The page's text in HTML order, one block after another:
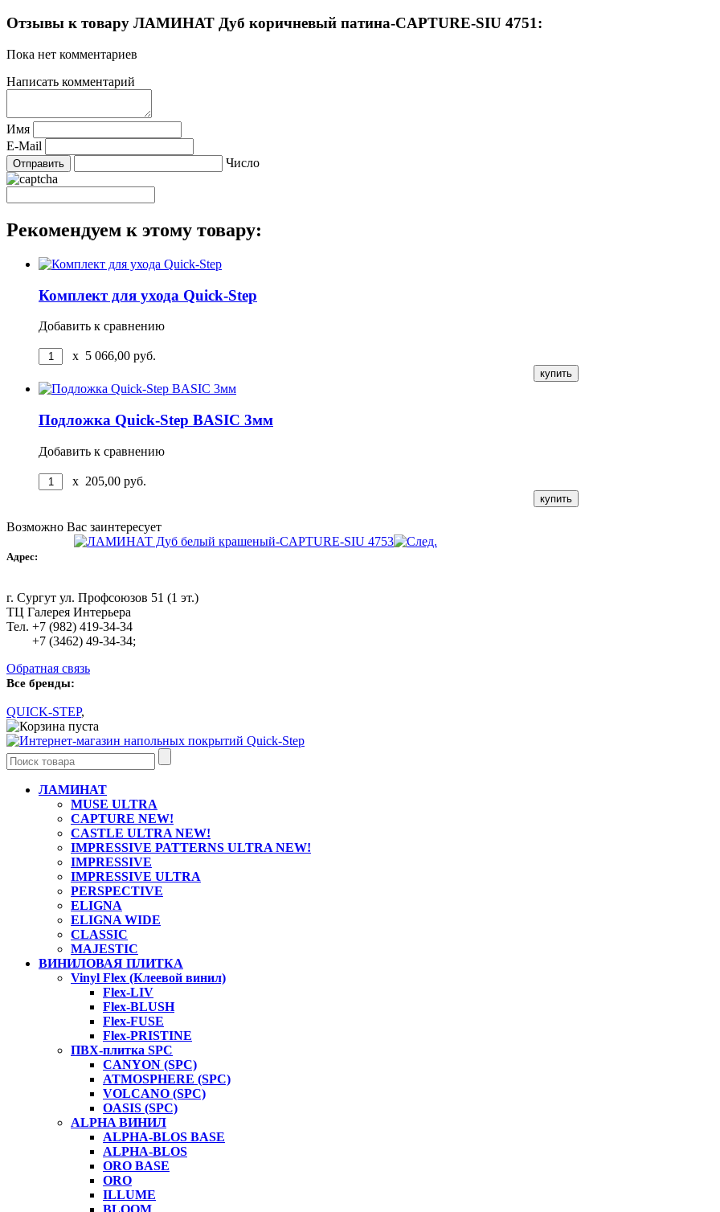
Отзывы к товару ЛАМИНАТ Дуб коричневый патина-CAPTURE-SIU 4751:
Пока нет комментариев
Написать комментарий
Имя
E-Mail
Число
Рекомендуем к этому товару:
Комплект для ухода Quick-Step
Добавить к сравнению
x 5 066,00 руб.
Подложка Quick-Step BASIC 3мм
Добавить к сравнению
x 205,00 руб.
Возможно Вас заинтересует
Адрес:
г. Сургут ул. Профсоюзов 51 (1 эт.)
ТЦ Галерея Интерьера
Тел. +7 (982) 419-34-34
+7 (3462) 49-34-34;
Обратная связь
Все бренды:
QUICK-STEP,
ЛАМИНАТ
MUSE ULTRA
CAPTURE NEW!
CASTLE ULTRA NEW!
IMPRESSIVE PATTERNS ULTRA NEW!
IMPRESSIVE
IMPRESSIVE ULTRA
PERSPECTIVE
ELIGNA
ELIGNA WIDE
CLASSIC
MAJESTIC
ВИНИЛОВАЯ ПЛИТКА
Vinyl Flex (Клеевой винил)
Flex-LIV
Flex-BLUSH
Flex-FUSE
Flex-PRISTINE
ПВХ-плитка SPC
CANYON (SPC)
ATMOSPHERE (SPC)
VOLCANO (SPC)
OASIS (SPC)
ALPHA ВИНИЛ
ALPHA-BLOS BASE
ALPHA-BLOS
ORO BASE
ORO
ILLUME
BLOOM